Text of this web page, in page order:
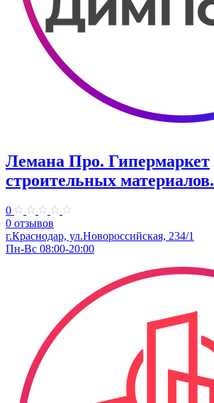
Лемана Про. ​Гипермаркет
строительных материалов.
0
0 отзывов
г.Краснодар, ул.Новороссийская, 234/1
Пн-Вс 08:00-20:00